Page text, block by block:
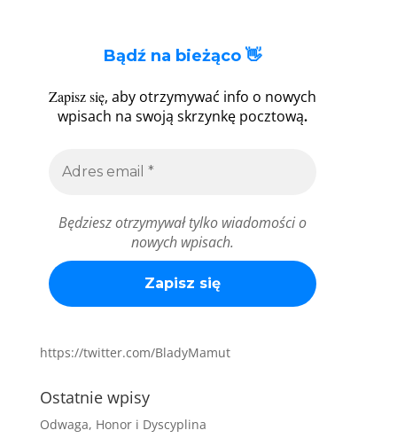
Bądź na bieżąco 👋
Zapisz się, aby otrzymywać info o nowych
wpisach na swoją skrzynkę pocztową.
Będziesz otrzymywał tylko wiadomości o
nowych wpisach.
https://twitter.com/BladyMamut
Ostatnie wpisy
Odwaga, Honor i Dyscyplina